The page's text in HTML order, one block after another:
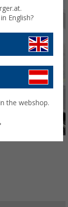
English?
the webshop.